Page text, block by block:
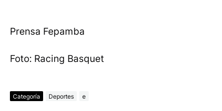
Prensa Fepamba
Foto: Racing Basquet
Categoría Deportes e